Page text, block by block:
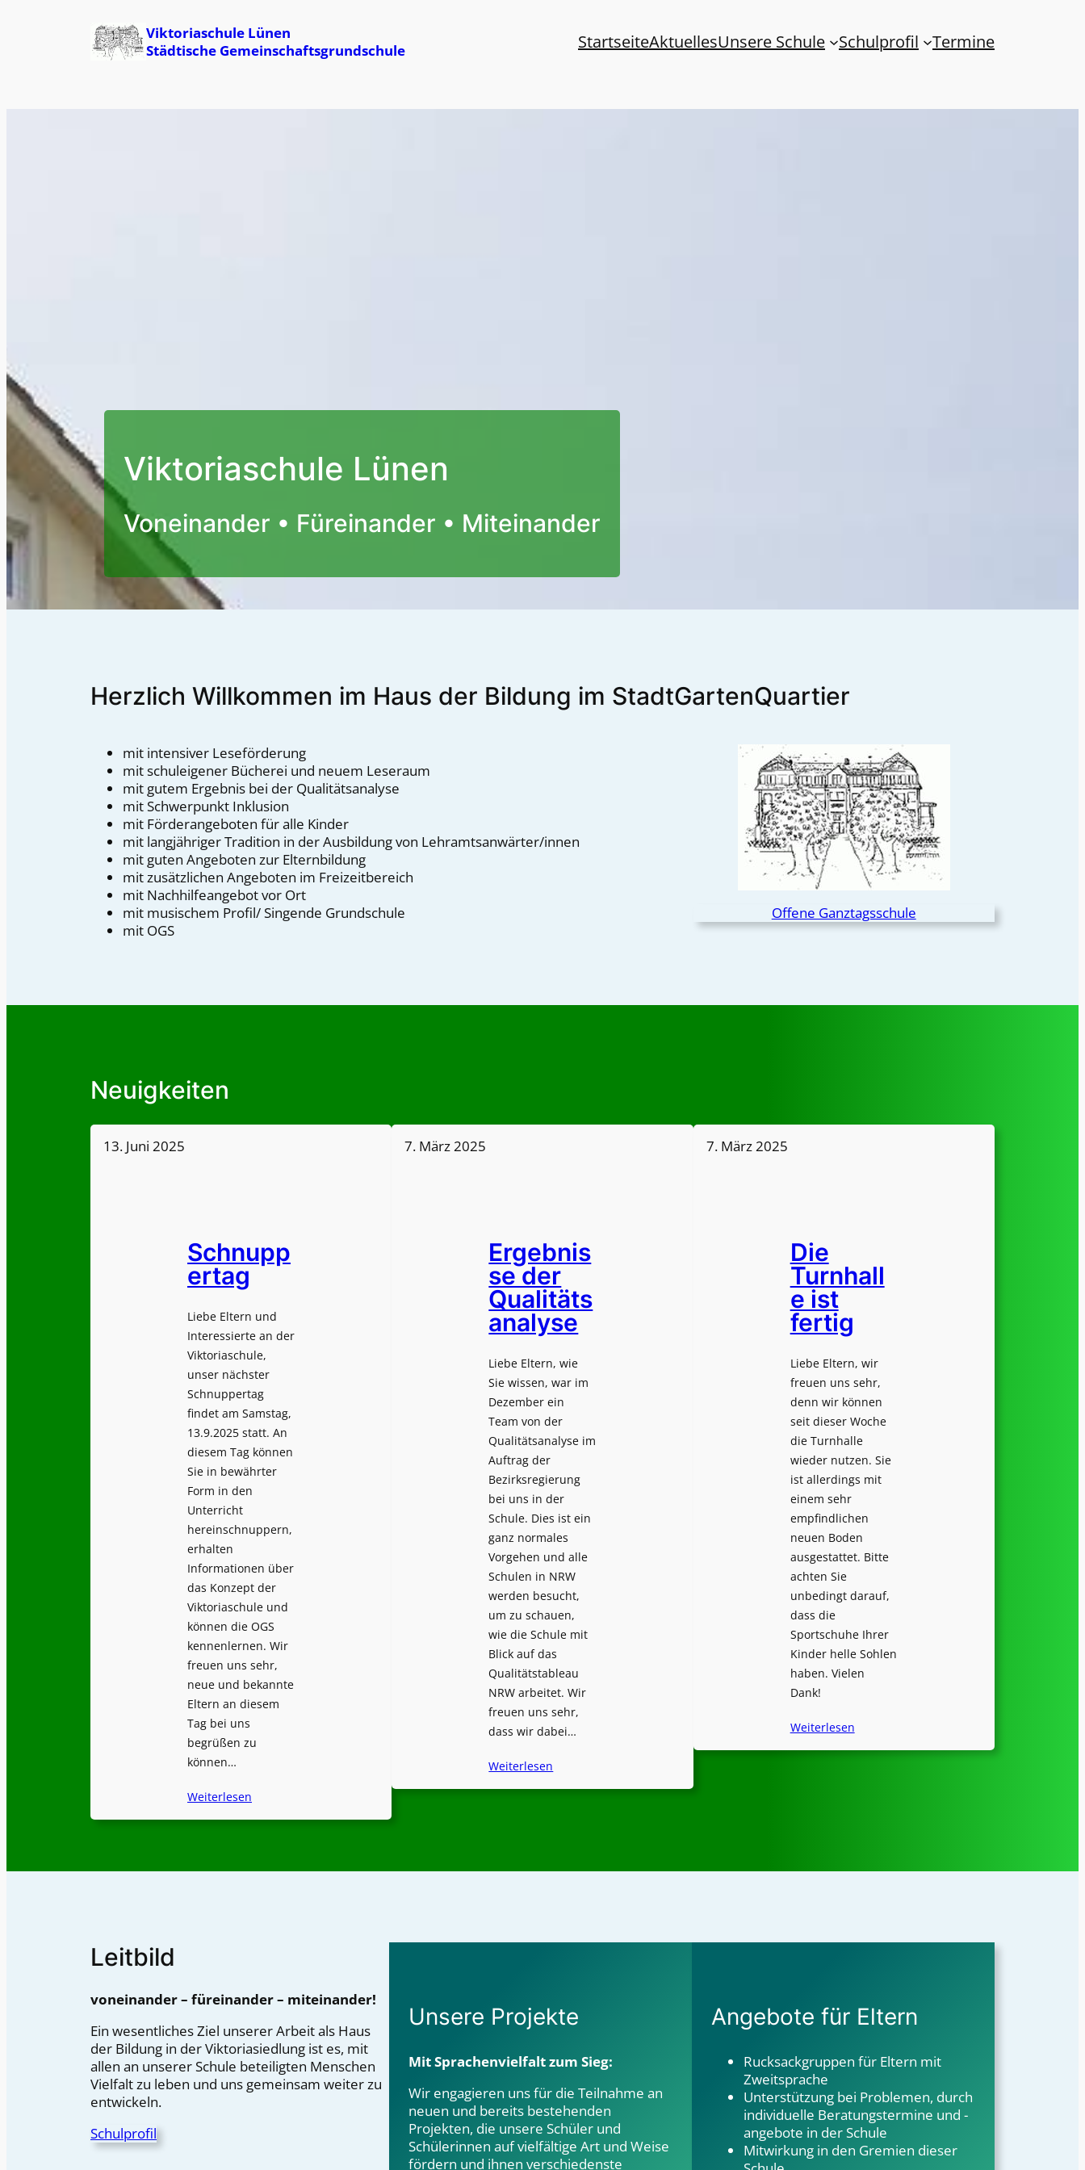
Viktoriaschule Lünen
Städtische Gemeinschaftsgrundschule
StartseiteAktuellesUnsere Schule Schulprofil Termine
Viktoriaschule Lünen
Voneinander • Füreinander • Miteinander
Herzlich Willkommen im Haus der Bildung im StadtGartenQuartier
mit intensiver Leseförderung
mit schuleigener Bücherei und neuem Leseraum
mit gutem Ergebnis bei der Qualitätsanalyse
mit Schwerpunkt Inklusion
mit Förderangeboten für alle Kinder
mit langjähriger Tradition in der Ausbildung von Lehramtsanwärter/innen
mit guten Angeboten zur Elternbildung
mit zusätzlichen Angeboten im Freizeitbereich
mit Nachhilfeangebot vor Ort
mit musischem Profil/ Singende Grundschule
mit OGS
Offene Ganztagsschule
Neuigkeiten
13. Juni 2025
Schnupp
ertag
Liebe Eltern und
Interessierte an der
Viktoriaschule,
unser nächster
Schnuppertag
findet am Samstag,
13.9.2025 statt. An
diesem Tag können
Sie in bewährter
Form in den
Unterricht
hereinschnuppern,
erhalten
Informationen über
das Konzept der
Viktoriaschule und
können die OGS
kennenlernen. Wir
freuen uns sehr,
neue und bekannte
Eltern an diesem
Tag bei uns
begrüßen zu
können…
Weiterlesen
7. März 2025
Ergebnis
se der
Qualitäts
analyse
Liebe Eltern, wie
Sie wissen, war im
Dezember ein
Team von der
Qualitätsanalyse im
Auftrag der
Bezirksregierung
bei uns in der
Schule. Dies ist ein
ganz normales
Vorgehen und alle
Schulen in NRW
werden besucht,
um zu schauen,
wie die Schule mit
Blick auf das
Qualitätstableau
NRW arbeitet. Wir
freuen uns sehr,
dass wir dabei…
Weiterlesen
7. März 2025
Die
Turnhall
e ist
fertig
Liebe Eltern, wir
freuen uns sehr,
denn wir können
seit dieser Woche
die Turnhalle
wieder nutzen. Sie
ist allerdings mit
einem sehr
empfindlichen
neuen Boden
ausgestattet. Bitte
achten Sie
unbedingt darauf,
dass die
Sportschuhe Ihrer
Kinder helle Sohlen
haben. Vielen
Dank!
Weiterlesen
Leitbild
voneinander – füreinander – miteinander!
Ein wesentliches Ziel unserer Arbeit als Haus
der Bildung in der Viktoriasiedlung ist es, mit
allen an unserer Schule beteiligten Menschen
Vielfalt zu leben und uns gemeinsam weiter zu
entwickeln.
Schulprofil
Unsere Projekte
Mit Sprachenvielfalt zum Sieg:
Wir engagieren uns für die Teilnahme an
neuen und bereits bestehenden
Projekten, die unsere Schüler und
Schülerinnen auf vielfältige Art und Weise
fördern und ihnen verschiedenste
Angebote für Eltern
Rucksackgruppen für Eltern mit
Zweitsprache
Unterstützung bei Problemen, durch
individuelle Beratungstermine und -
angebote in der Schule
Mitwirkung in den Gremien dieser